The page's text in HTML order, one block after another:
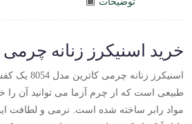
خرید اسنیکرز زنانه چرمی
اسنیکرز
طبیعی است که از چرم آزما می توانید آن را
مواد رابر ساخته شده است. نرمی و لطافت